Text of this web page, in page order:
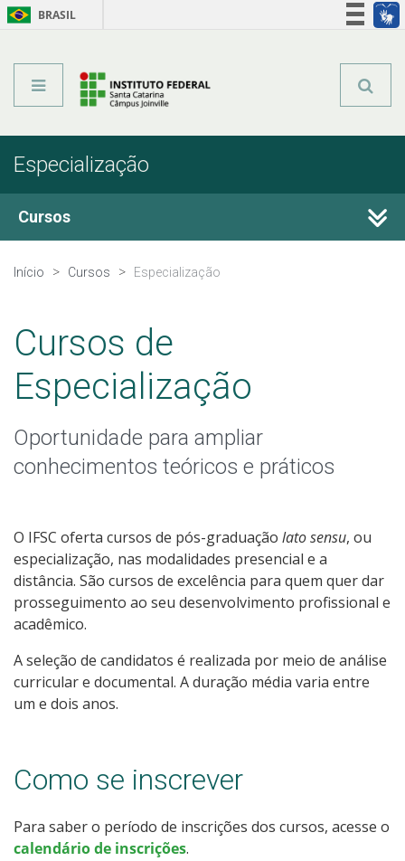
BRASIL
Especialização
Cursos
Técnicos Integrados
Técnicos Subsequentes
Qualificação Profissional e Idiomas
Graduação
Educação a Distância
Todos os cursos
Processo de Inscrição
Resultados Vagas Remanescentes
Como posso estudar no IFSC?
Início Cursos Especialização
Cursos de
Especialização
Oportunidade para ampliar
conhecimentos teóricos e práticos
O IFSC oferta cursos de pós-graduação lato sensu, ou
especialização, nas modalidades presencial e a
distância. São cursos de excelência para quem quer dar
prosseguimento ao seu desenvolvimento profissional e
acadêmico.
A seleção de candidatos é realizada por meio de análise
curricular e documental. A duração média varia entre
um e dois anos.
Como se inscrever
Para saber o período de inscrições dos cursos, acesse o
calendário de inscrições.